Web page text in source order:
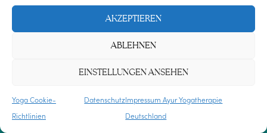
AKZEPTIEREN
ABLEHNEN
EINSTELLUNGEN ANSEHEN
Yoga Cookie-
Richtlinien
Datenschutz Impressum Ayur Yogatherapie
Deutschland
• Stress, Atemdysregulation, Schlafprobleme
• Faszienverklebungen, chronische Verspannungen
Wirkung der Methode:
• Entlastung von Gelenken
• Förderung von Durchblutung, Lymphfluss,